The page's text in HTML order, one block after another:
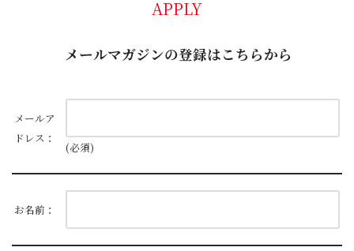
APPLY
メールマガジンの登録はこちらから
メールア
ドレス：
(必須)
お名前：